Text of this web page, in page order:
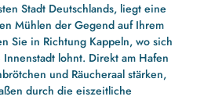
Stadt Deutschlands, liegt eine
Mühlen der Gegend auf Ihrem
Sie in Richtung Kappeln, wo sich
lohnt. Direkt am Hafen
und Räucheraal stärken,
durch die eiszeitliche